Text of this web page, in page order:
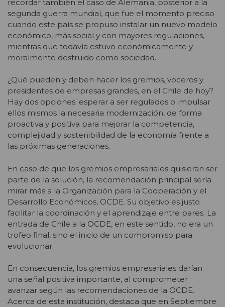
recordar también el caso de Alemania, posterior a la
segunda guerra mundial, que fue el momento preciso
cuando este país se propuso instalar un nuevo modelo
económico, más social y con mayores regulaciones,
mientras que todavía estuvo económicamente y
moralmente destruido como sociedad.
¿Qué pueden y deben hacer los gremios, voceros y
presidentes de empresas grandes, en el Chile de hoy?
Hay dos opciones: esperar a ser regulados o impulsar
ellos mismos la necesaria modernización, de forma
proactiva y positiva para mejorar la competencia,
complejidad y sostenibilidad de la economía frente a
las próximas generaciones.
En caso de que los gremios empresariales quisieran ser
parte de la solución, la recomendación principal sería
mirar más a la Organización para la Cooperación y el
Desarrollo Económicos, OCDE. Su objetivo es justo
facilitar la coordinación y el aprendizaje entre pares. La
entrada de Chile a la OCDE, en este sentido, no era un
trofeo final, sino el inicio de un compromiso para
evolucionar.
En consecuencia, los gremios empresariales darían
una señal positiva importante, al comprometer
avanzar según las recomendaciones de la OCDE.
Acerca de esta institución, destaca que en Septiembre